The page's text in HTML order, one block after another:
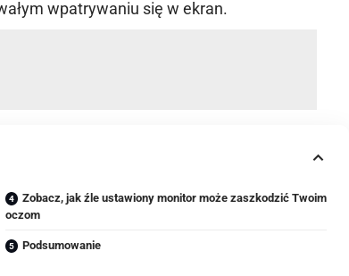
wpatrywaniu się w ekran.
Zobacz, jak źle ustawiony monitor może zaszkodzić Twoim
oczom
Podsumowanie